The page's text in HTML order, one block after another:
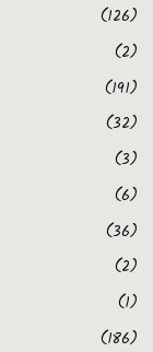
(126)
(2)
(191)
(32)
(3)
(6)
(36)
(2)
(1)
(186)